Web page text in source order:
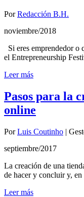
PorRedacción B.H.
noviembre/2018
Si eres emprendedor o
el Entrepreneurship
Leer más
Pasos para la
online
PorLuis Coutinho |
septiembre/2017
La creación de una
de hacer y concluir y,
Leer más